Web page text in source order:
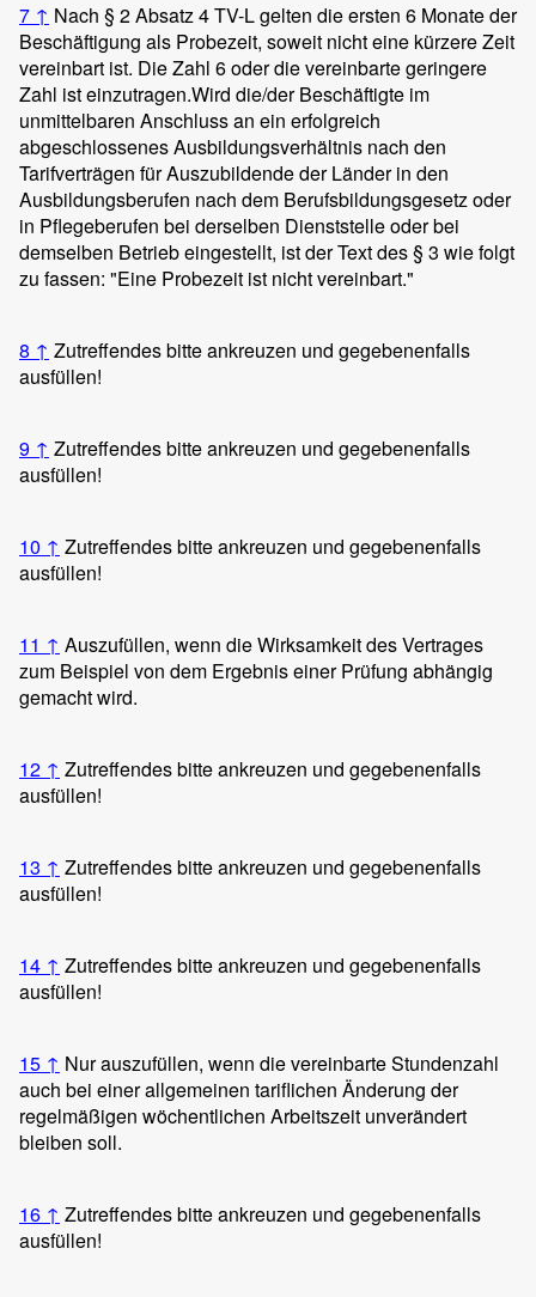
7 ↑ Nach § 2 Absatz 4 TV-L gelten die ersten 6 Monate der
Beschäftigung als Probezeit, soweit nicht eine kürzere Zeit
vereinbart ist. Die Zahl 6 oder die vereinbarte geringere
Zahl ist einzutragen.Wird die/der Beschäftigte im
unmittelbaren Anschluss an ein erfolgreich
abgeschlossenes Ausbildungsverhältnis nach den
Tarifverträgen für Auszubildende der Länder in den
Ausbildungsberufen nach dem Berufsbildungsgesetz oder
in Pflegeberufen bei derselben Dienststelle oder bei
demselben Betrieb eingestellt, ist der Text des § 3 wie folgt
zu fassen: "Eine Probezeit ist nicht vereinbart."
8 ↑ Zutreffendes bitte ankreuzen und gegebenenfalls
ausfüllen!
9 ↑ Zutreffendes bitte ankreuzen und gegebenenfalls
ausfüllen!
10 ↑ Zutreffendes bitte ankreuzen und gegebenenfalls
ausfüllen!
11 ↑ Auszufüllen, wenn die Wirksamkeit des Vertrages
zum Beispiel von dem Ergebnis einer Prüfung abhängig
gemacht wird.
12 ↑ Zutreffendes bitte ankreuzen und gegebenenfalls
ausfüllen!
13 ↑ Zutreffendes bitte ankreuzen und gegebenenfalls
ausfüllen!
14 ↑ Zutreffendes bitte ankreuzen und gegebenenfalls
ausfüllen!
15 ↑ Nur auszufüllen, wenn die vereinbarte Stundenzahl
auch bei einer allgemeinen tariflichen Änderung der
regelmäßigen wöchentlichen Arbeitszeit unverändert
bleiben soll.
16 ↑ Zutreffendes bitte ankreuzen und gegebenenfalls
ausfüllen!